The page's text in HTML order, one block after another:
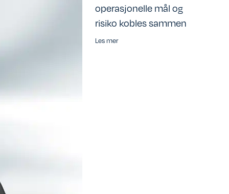
operasjonelle mål og
risiko kobles sammen
Les mer